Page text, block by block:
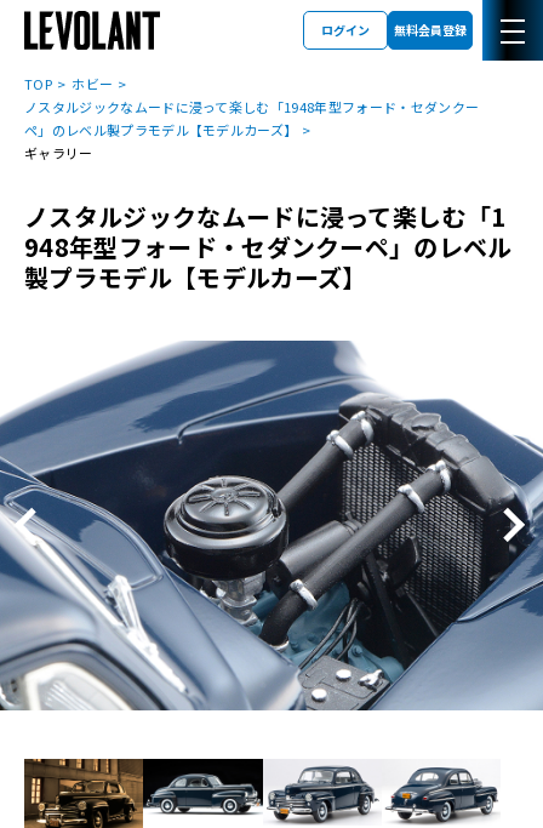
ログイン 無料会員登録
TOP
ホビー
ノスタルジックなムードに浸って楽しむ「1948年型フォード・セダンクー
ペ」のレベル製プラモデル【モデルカーズ】
ギャラリー
ノスタルジックなムードに浸って楽しむ「1
948年型フォード・セダンクーペ」のレベル
製プラモデル【モデルカーズ】